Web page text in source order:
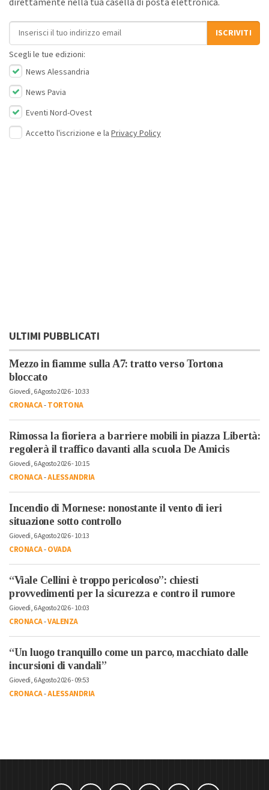
direttamente nella tua casella di posta elettronica.
Indirizzo email
ISCRIVITI
Scegli le tue edizioni:
News Alessandria
News Pavia
Eventi Nord-Ovest
Accetto l'iscrizione e la Privacy Policy
ULTIMI PUBBLICATI
Mezzo in fiamme sulla A7: tratto verso Tortona
bloccato
Giovedì, 6 Agosto 2026 - 10:33
CRONACA-TORTONA
Rimossa la fioriera a barriere mobili in piazza Libertà:
regolerà il traffico davanti alla scuola De Amicis
Giovedì, 6 Agosto 2026 - 10:15
CRONACA-ALESSANDRIA
Incendio di Mornese: nonostante il vento di ieri
situazione sotto controllo
Giovedì, 6 Agosto 2026 - 10:13
CRONACA-OVADA
“Viale Cellini è troppo pericoloso”: chiesti
provvedimenti per la sicurezza e contro il rumore
Giovedì, 6 Agosto 2026 - 10:03
CRONACA-VALENZA
“Un luogo tranquillo come un parco, macchiato dalle
incursioni di vandali”
Giovedì, 6 Agosto 2026 - 09:53
CRONACA-ALESSANDRIA